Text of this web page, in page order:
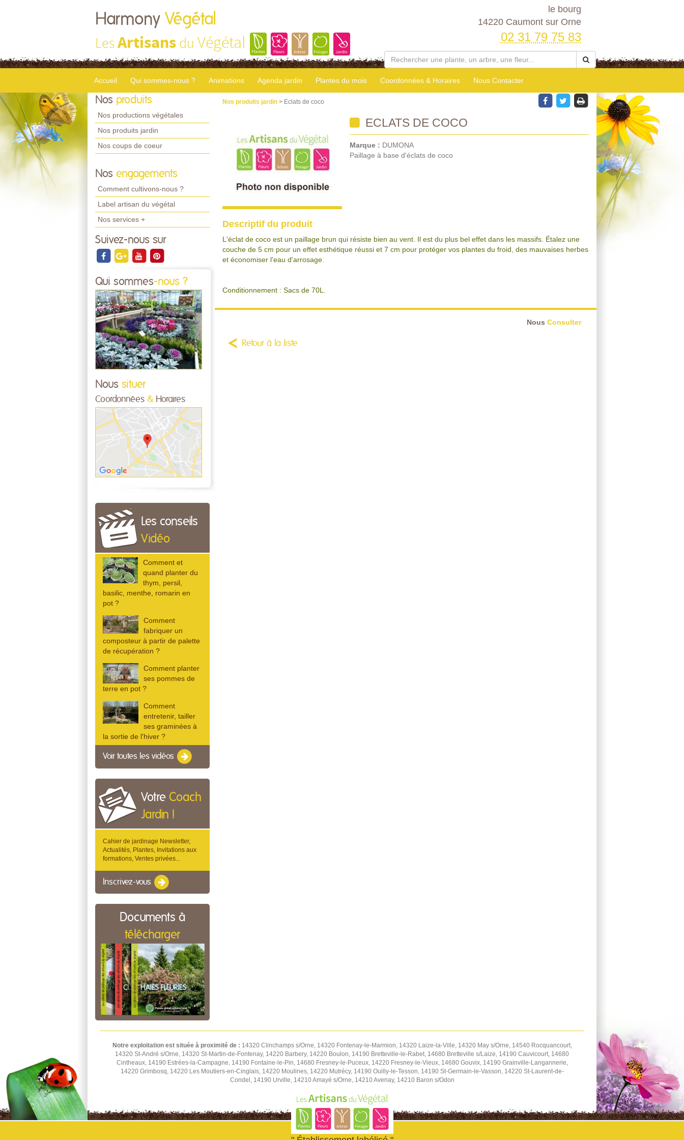
Harmony Végétal
LesArtisans du Végétal
le bourg
14220 Caumont sur Orne
02 31 79 75 83
Accueil Qui sommes-nous ? Animations Agenda jardin Plantes du mois Coordonnées & Horaires Nous Contacter
Nos produits
Nos productions végétales
Nos produits jardin
Nos coups de coeur
Nos engagements
Comment cultivons-nous ?
Label artisan du végétal
Nos services +
Suivez-nous sur
Qui sommes-nous ?
Nous situer
Coordonnées & Horaires
Les conseils
Vidéo
Comment et
quand planter du
thym, persil,
basilic, menthe, romarin en
pot ?
Comment
fabriquer un
composteur à partir de palette
de récupération ?
Comment planter
ses pommes de
terre en pot ?
Comment
entretenir, tailler
ses graminées à
la sortie de l'hiver ?
Voir toutes les vidéos
Votre Coach
Jardin !
Cahier de jardinage Newsletter,
Actualités, Plantes, Invitations aux
formations, Ventes privées...
Inscrivez-vous
Documents à
télécharger
Nos produits jardin > Eclats de coco
ECLATS DE COCO
Marque : DUMONA
Paillage à base d'éclats de coco
Descriptif du produit
L'éclat de coco est un paillage brun qui résiste bien au vent. Il est du plus bel effet dans les massifs. Étalez une
couche de 5 cm pour un effet esthétique réussi et 7 cm pour protéger vos plantes du froid, des mauvaises herbes
et économiser l'eau d'arrosage.
Conditionnement : Sacs de 70L.
Nous Consulter
Retour à la liste
Notre exploitation est située à proximité de : 14320 Clinchamps s/Orne, 14320 Fontenay-le-Marmion, 14320 Laize-la-Ville, 14320 May s/Orne, 14540 Rocquancourt,
14320 St-André s/Orne, 14320 St-Martin-de-Fontenay, 14220 Barbery, 14220 Boulon, 14190 Bretteville-le-Rabet, 14680 Bretteville s/Laize, 14190 Cauvicourt, 14680
Cintheaux, 14190 Estrées-la-Campagne, 14190 Fontaine-le-Pin, 14680 Fresney-le-Puceux, 14220 Fresney-le-Vieux, 14680 Gouvix, 14190 Grainville-Langannerie,
14220 Grimbosq, 14220 Les Moutiers-en-Cinglais, 14220 Moulines, 14220 Mutrécy, 14190 Ouilly-le-Tesson, 14190 St-Germain-le-Vasson, 14220 St-Laurent-de-
Condel, 14190 Urville, 14210 Amayé s/Orne, 14210 Avenay, 14210 Baron s/Odon